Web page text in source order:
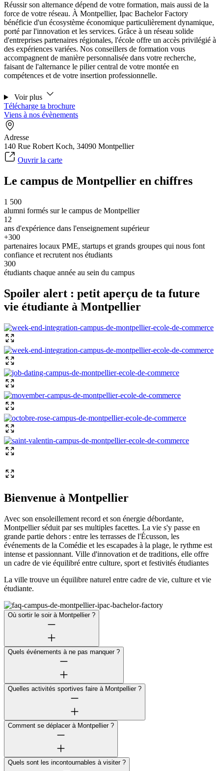
Réussir son alternance dépend de votre formation, mais aussi de la
force de votre réseau. À Montpellier, Ipac Bachelor Factory
bénéficie d'un écosystème économique particulièrement dynamique,
porté par l'innovation et les services. Grâce à un réseau solide
d'entreprises partenaires régionales, l'école offre un accès privilégié à
des expériences variées. Nos conseillers de formation vous
accompagnent de manière personnalisée dans votre recherche,
faisant de l'alternance le pilier central de votre montée en
compétences et de votre insertion professionnelle.
Voir plus
Télécharge ta brochure
Viens à nos évènements
Adresse
140 Rue Robert Koch, 34090 Montpellier
Ouvrir la carte
Le campus de Montpellier en chiffres
1 500
alumni formés sur le campus de Montpellier
12
ans d'expérience dans l'enseignement supérieur
+300
partenaires locaux PME, startups et grands groupes qui nous font
confiance et recrutent nos étudiants
300
étudiants chaque année au sein du campus
Spoiler alert : petit aperçu de ta future
vie étudiante à Montpellier
Bienvenue à Montpellier
Avec son ensoleillement record et son énergie débordante,
Montpellier séduit par ses multiples facettes. La vie s'y passe en
grande partie dehors : entre les terrasses de l'Écusson, les
événements de la Comédie et les escapades à la plage, le rythme est
intense et passionnant. Ville d'innovation et de traditions, elle offre
un cadre de vie équilibré entre culture, sport et festivités étudiantes
La ville trouve un équilibre naturel entre cadre de vie, culture et vie
étudiante.
Où sortir le soir à Montpellier ?
Quels événements à ne pas manquer ?
Quelles activités sportives faire à Montpellier ?
Comment se déplacer à Montpellier ?
Quels sont les incontournables à visiter ?